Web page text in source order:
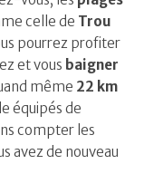
celle de Trou
pourrez profiter
et vous baigner
même 22 km
équipés de
compter les
avez de nouveau